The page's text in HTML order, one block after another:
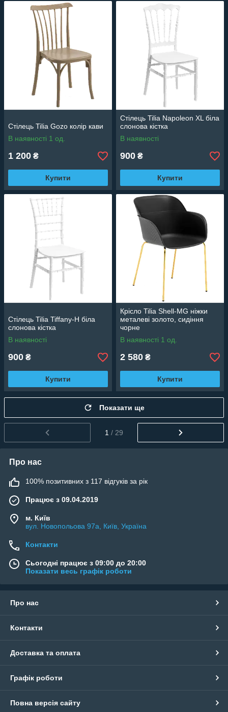
Стілець Tilia Gozo колір кави
В наявності 1 од.
1 200 ₴
Купити
Стілець Tilia Napoleon XL біла
слонова кістка
В наявності
900 ₴
Купити
Стілець Tilia Tiffany-H біла
слонова кістка
В наявності
900 ₴
Купити
Крісло Tilia Shell-MG ніжки
металеві золото, сидіння
чорне
В наявності 1 од.
2 580 ₴
Купити
Показати ще
1 / 29
Про нас
100% позитивних з 117 відгуків за рік
Працює з 09.04.2019
м. Київ
вул. Новопольова 97а, Київ, Україна
Контакти
Сьогодні працює з 09:00 до 20:00
Показати весь графік роботи
Про нас
Контакти
Доставка та оплата
Графік роботи
Повна версія сайту